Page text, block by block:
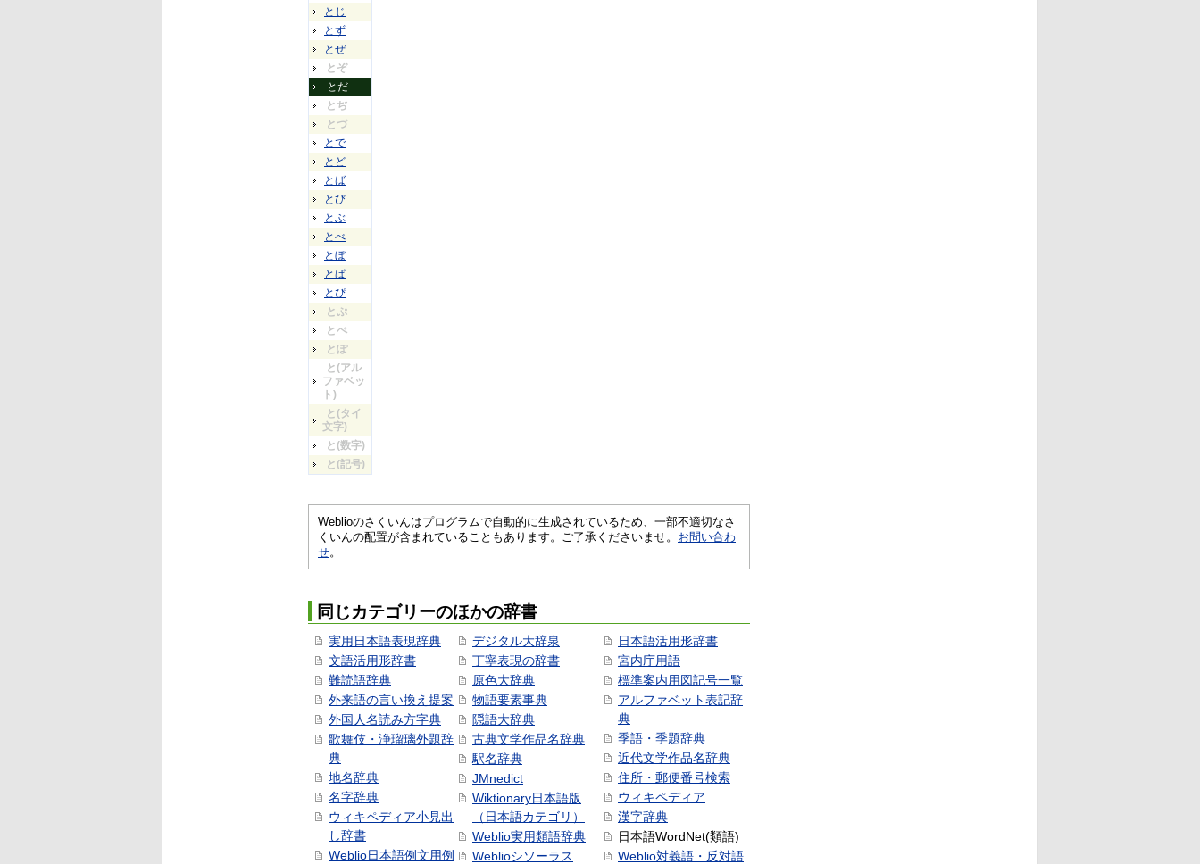
とじ
とず
とぜ
とぞ
とだ
とぢ
とづ
とで
とど
とば
とび
とぶ
とべ
とぼ
とぱ
とぴ
とぷ
とぺ
とぽ
と(アル
ファベッ
ト)
と(タイ
文字)
と(数字)
と(記号)
Weblioのさくいんはプログラムで自動的に生成されているため、一部不適切なさ
くいんの配置が含まれていることもあります。ご了承くださいませ。 お問い合わ
せ。
同じカテゴリーのほかの辞書
実用日本語表現辞典
文語活用形辞書
難読語辞典
外来語の言い換え提案
外国人名読み方字典
歌舞伎・浄瑠璃外題辞
典
地名辞典
名字辞典
ウィキペディア小見出
し辞書
Weblio日本語例文用例
デジタル大辞泉
丁寧表現の辞書
原色大辞典
物語要素事典
隠語大辞典
古典文学作品名辞典
駅名辞典
JMnedict
Wiktionary日本語版
（日本語カテゴリ）
Weblio実用類語辞典
Weblioシソーラス
日本語活用形辞書
宮内庁用語
標準案内用図記号一覧
アルファベット表記辞
典
季語・季題辞典
近代文学作品名辞典
住所・郵便番号検索
ウィキペディア
漢字辞典
日本語WordNet(類語)
Weblio対義語・反対語